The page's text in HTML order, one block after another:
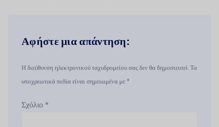
Αφήστε μια απάντηση:
Η διεύθυνση ηλεκτρονικού ταχυδρομείου σας δεν θα δημοσιευτεί. Τα
υποχρεωτικά πεδία είναι σημειωμένα με *
Σχόλιο *